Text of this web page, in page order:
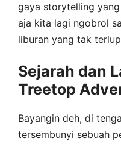
gaya storytelling
aja kita lagi ngobrol
liburan yang tak
Sejarah dan
Treetop
Bayangin deh, di
tersembunyi sebuah